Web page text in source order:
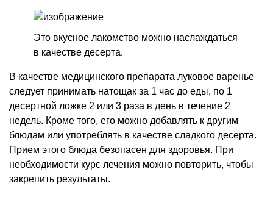
Это вкусное лакомство можно наслаждаться
в качестве десерта.
В качестве медицинского препарата луковое варенье
следует принимать натощак за 1 час до еды, по 1
десертной ложке 2 или 3 раза в день в течение 2
недель. Кроме того, его можно добавлять к другим
блюдам или употреблять в качестве сладкого десерта.
Прием этого блюда безопасен для здоровья. При
необходимости курс лечения можно повторить, чтобы
закрепить результаты.